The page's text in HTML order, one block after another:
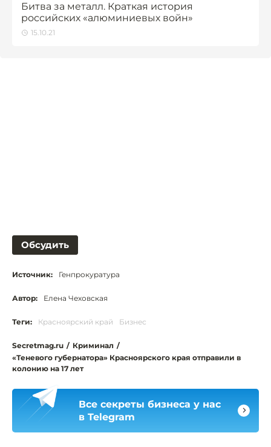
Битва за металл. Краткая история
российских «алюминиевых войн»
15.10.21
Обсудить
Источник: Генпрокуратура
Автор: Елена Чеховская
Теги: Красноярский край Бизнес
Secretmag.ru / Криминал /
«Теневого губернатора» Красноярского края отправили в
колонию на 17 лет
Все секреты бизнеса у нас
в Telegram